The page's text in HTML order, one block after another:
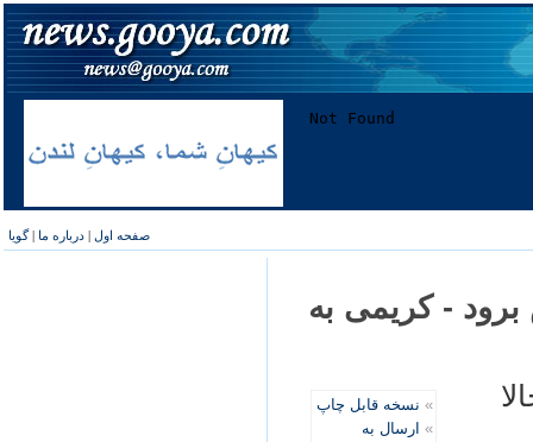
صفحه اول | درباره ما |گویا
برود - کریمی به
» نسخه قابل چاپ
» ارسال به
حالا